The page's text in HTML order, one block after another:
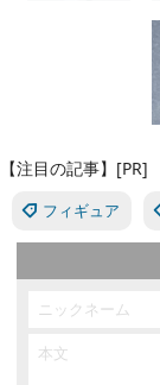
【注目の記事】[PR]
フィギュア